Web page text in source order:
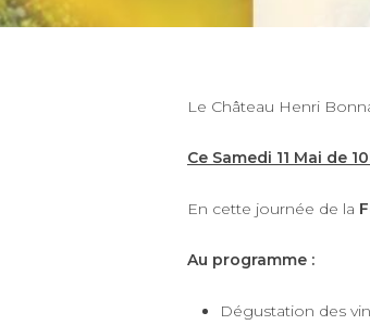
Le Château Henri
Ce Samedi 11 Mai de
En cette journée de la
Au programme :
Dégustation des